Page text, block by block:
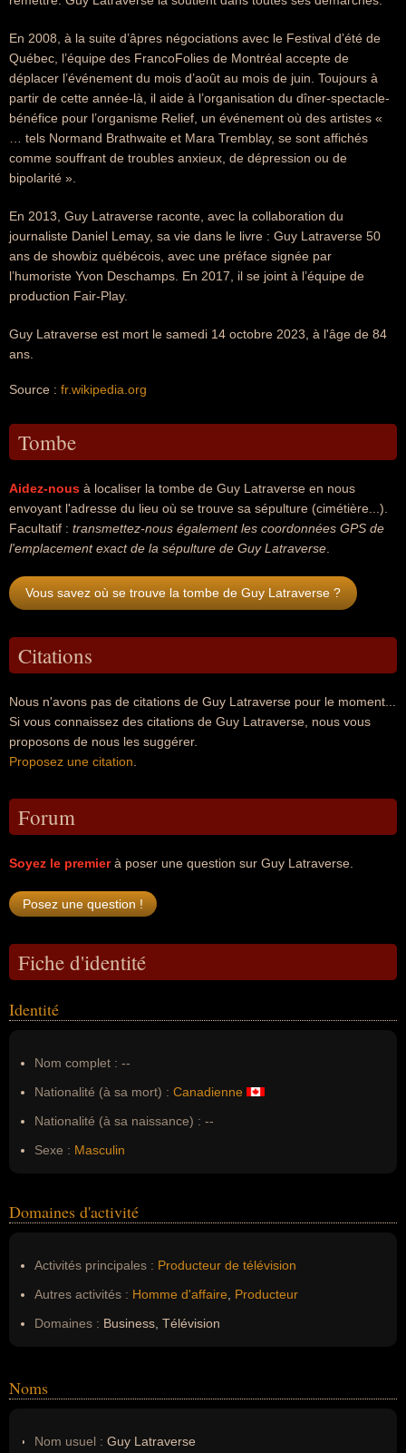
En 2008, à la suite d’âpres négociations avec le Festival d’été de
Québec, l’équipe des FrancoFolies de Montréal accepte de
déplacer l’événement du mois d’août au mois de juin. Toujours à
partir de cette année-là, il aide à l’organisation du dîner-spectacle-
bénéfice pour l’organisme Relief, un événement où des artistes «
… tels Normand Brathwaite et Mara Tremblay, se sont affichés
comme souffrant de troubles anxieux, de dépression ou de
bipolarité ».
En 2013, Guy Latraverse raconte, avec la collaboration du
journaliste Daniel Lemay, sa vie dans le livre : Guy Latraverse 50
ans de showbiz québécois, avec une préface signée par
l’humoriste Yvon Deschamps. En 2017, il se joint à l’équipe de
production Fair-Play.
Guy Latraverse est mort le samedi 14 octobre 2023, à l'âge de 84
ans.
Source : fr.wikipedia.org
Tombe
Aidez-nous à localiser la tombe de Guy Latraverse en nous
envoyant l'adresse du lieu où se trouve sa sépulture (cimétière...).
Facultatif : transmettez-nous également les coordonnées GPS de
l'emplacement exact de la sépulture de Guy Latraverse
Vous savez où se trouve la tombe de Guy Latraverse ?
Citations
Nous n'avons pas de citations de Guy Latraverse pour le moment...
Si vous connaissez des citations de Guy Latraverse, nous vous
proposons de nous les suggérer.
Proposez une citation
Forum
Soyez le premierà poser une question sur Guy Latraverse.
Fiche d'identité
Identité
Nom complet : --
Nationalité (à sa mort) : Canadienne
Nationalité (à sa naissance) : --
Sexe : Masculin
Domaines d'activité
Activités principales : Producteur de télévision
Autres activités : Homme d'affaire
Producteur
Domaines : Business, Télévision
Noms
Nom usuel : Guy Latraverse